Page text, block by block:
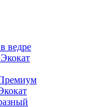
ведре